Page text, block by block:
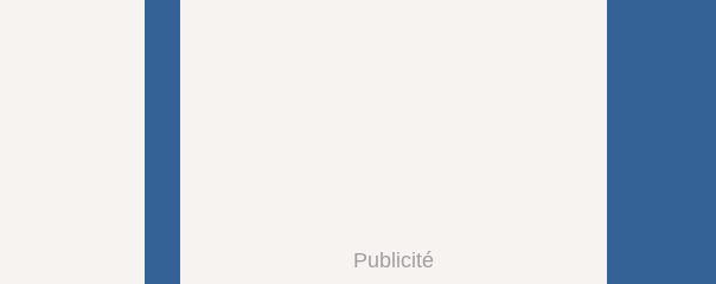
Publicité